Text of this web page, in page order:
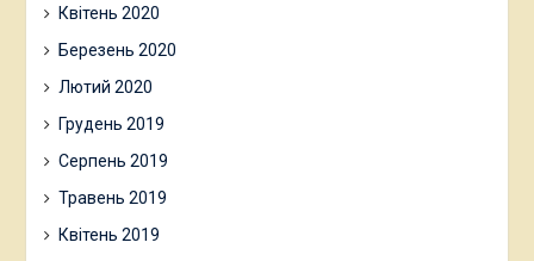
Квітень 2020
Березень 2020
Лютий 2020
Грудень 2019
Серпень 2019
Травень 2019
Квітень 2019